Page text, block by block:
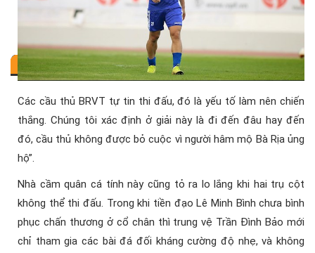
Các cầu thủ BRVT tự tin thi đấu, đó là yếu tố làm nên chiến
thắng. Chúng tôi xác định ở giải này là đi đến đâu hay đến
đó, cầu thủ không được bỏ cuộc vì người hâm mộ Bà Rịa ủng
hộ”.
Nhà cầm quân cá tính này cũng tỏ ra lo lắng khi hai trụ cột
không thể thi đấu. Trong khi tiền đạo Lê Minh Bình chưa bình
phục chấn thương ở cổ chân thì trung vệ Trần Đình Bảo mới
chỉ tham gia các bài đá đối kháng cường độ nhẹ, và không